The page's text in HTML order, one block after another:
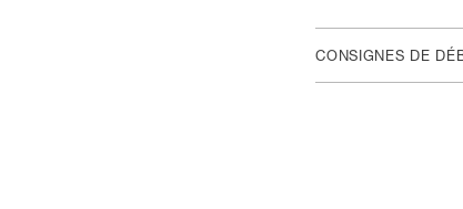
CONSIGNES DE